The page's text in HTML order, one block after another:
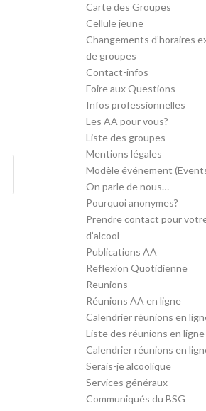
Carte des Groupes
Cellule jeune
Changements d’horaires
de groupes
Contact-infos
Foire aux Questions
Infos professionnelles
Les AA pour vous?
Liste des groupes
Mentions légales
Modèle événement
On parle de nous…
Pourquoi anonymes?
Prendre contact pour
d’alcool
Publications AA
Reflexion Quotidienne
Reunions
Réunions AA en ligne
Calendrier réunions en
Liste des réunions en ligne
Calendrier réunions en
Serais-je alcoolique
Services généraux
Communiqués du BSG